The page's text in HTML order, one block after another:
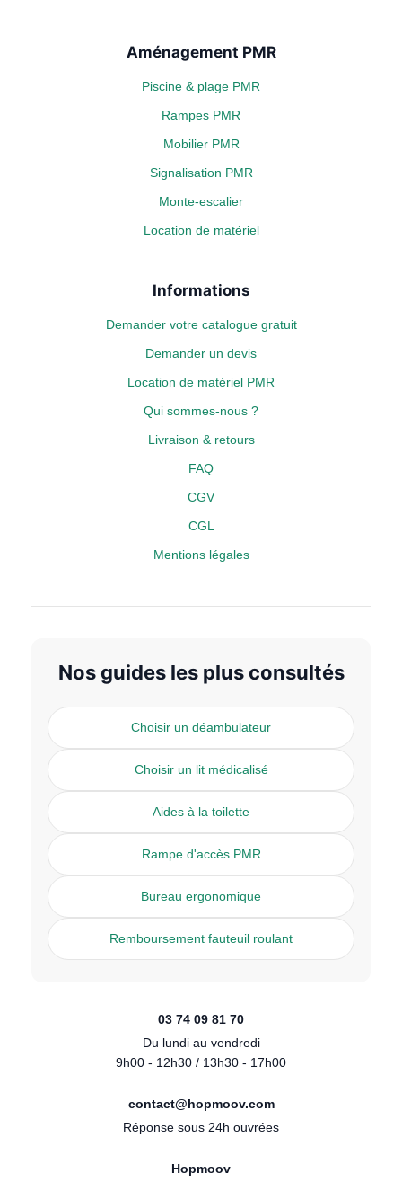
Aménagement PMR
Piscine & plage PMR
Rampes PMR
Mobilier PMR
Signalisation PMR
Monte-escalier
Location de matériel
Informations
Demander votre catalogue gratuit
Demander un devis
Location de matériel PMR
Qui sommes-nous ?
Livraison & retours
FAQ
CGV
CGL
Mentions légales
Nos guides les plus consultés
Choisir un déambulateur
Choisir un lit médicalisé
Aides à la toilette
Rampe d'accès PMR
Bureau ergonomique
Remboursement fauteuil roulant
03 74 09 81 70
Du lundi au vendredi
9h00 - 12h30 / 13h30 - 17h00
contact@hopmoov.com
Réponse sous 24h ouvrées
Hopmoov